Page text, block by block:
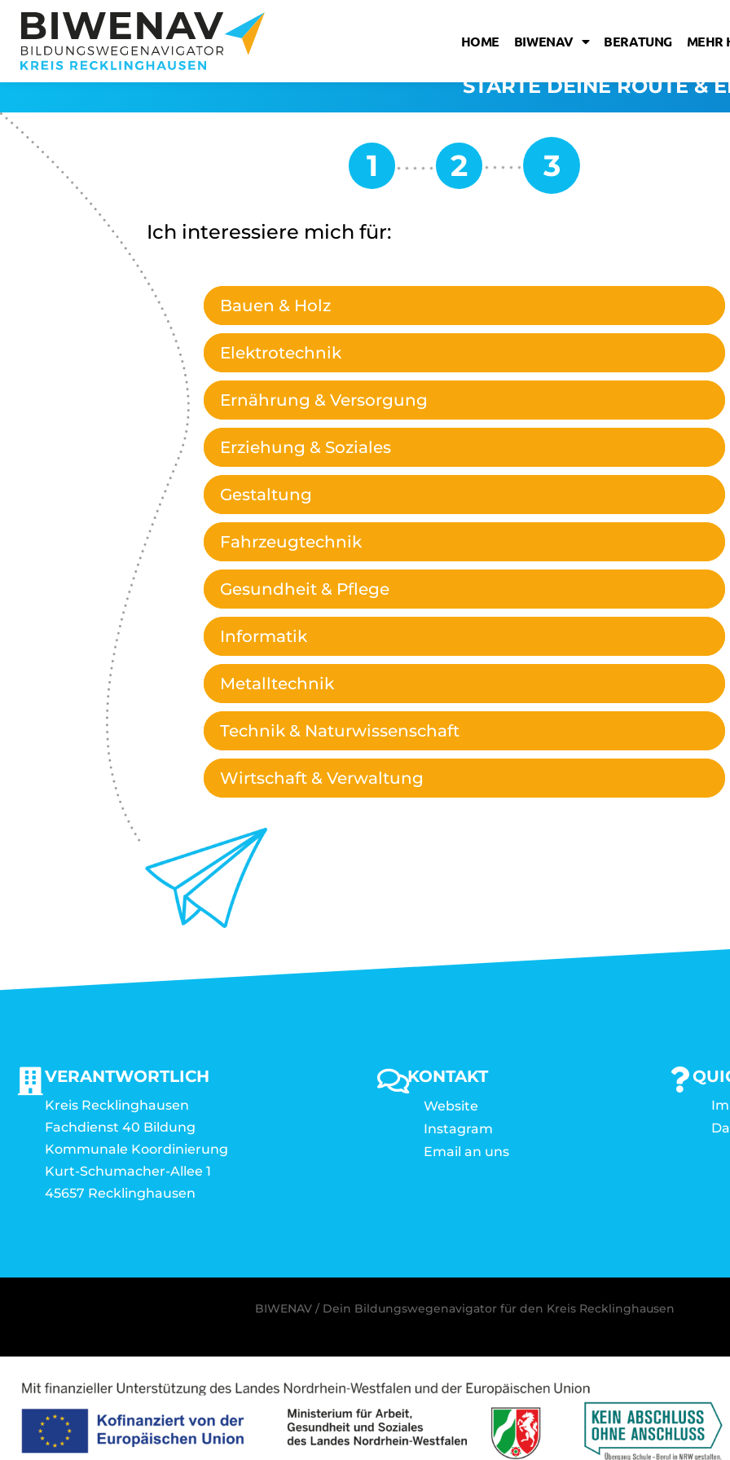
HOME BIWENAV BERATUNG MEHR
STARTE DEINE ROUTE &
Ich interessiere mich für:
Bauen & Holz
Elektrotechnik
Ernährung & Versorgung
Erziehung & Soziales
Gestaltung
Fahrzeugtechnik
Gesundheit & Pflege
Informatik
Metalltechnik
Technik & Naturwissenschaft
Wirtschaft & Verwaltung
VERANTWORTLICH
Kreis Recklinghausen
Fachdienst 40 Bildung
Kommunale Koordinierung
Kurt-Schumacher-Allee 1
45657 Recklinghausen
KONTAKT
Website
Instagram
Email an uns
BIWENAV / Dein Bildungswegenavigator für den Kreis Recklinghausen